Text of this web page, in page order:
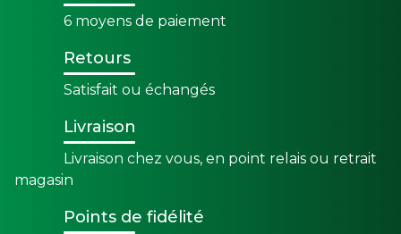
6 moyens de paiement
Retours
Satisfait ou échangés
Livraison
Livraison chez vous, en point relais ou retrait
magasin
Points de fidélité